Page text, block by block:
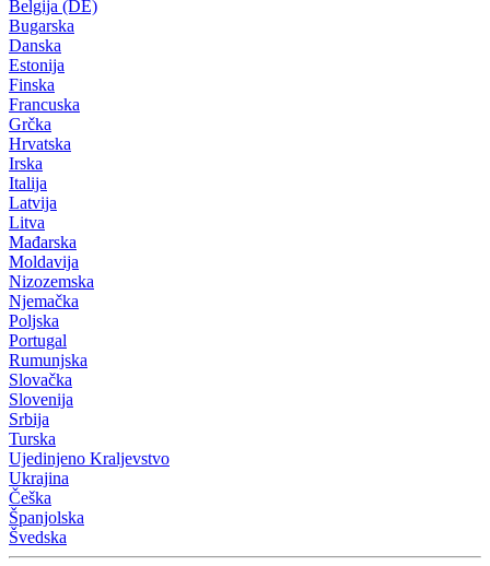
Belgija (DE)
Bugarska
Danska
Estonija
Finska
Francuska
Grčka
Hrvatska
Irska
Italija
Latvija
Litva
Mađarska
Moldavija
Nizozemska
Njemačka
Poljska
Portugal
Rumunjska
Slovačka
Slovenija
Srbija
Turska
Ujedinjeno Kraljevstvo
Ukrajina
Češka
Španjolska
Švedska